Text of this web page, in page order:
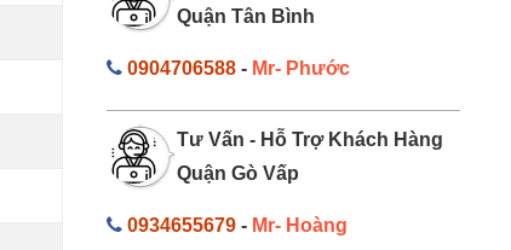
Quận Tân Bình
0904706588- Mr- Phước
Tư Vấn - Hỗ Trợ Khách Hàng
Quận Gò Vấp
0934655679- Mr- Hoàng